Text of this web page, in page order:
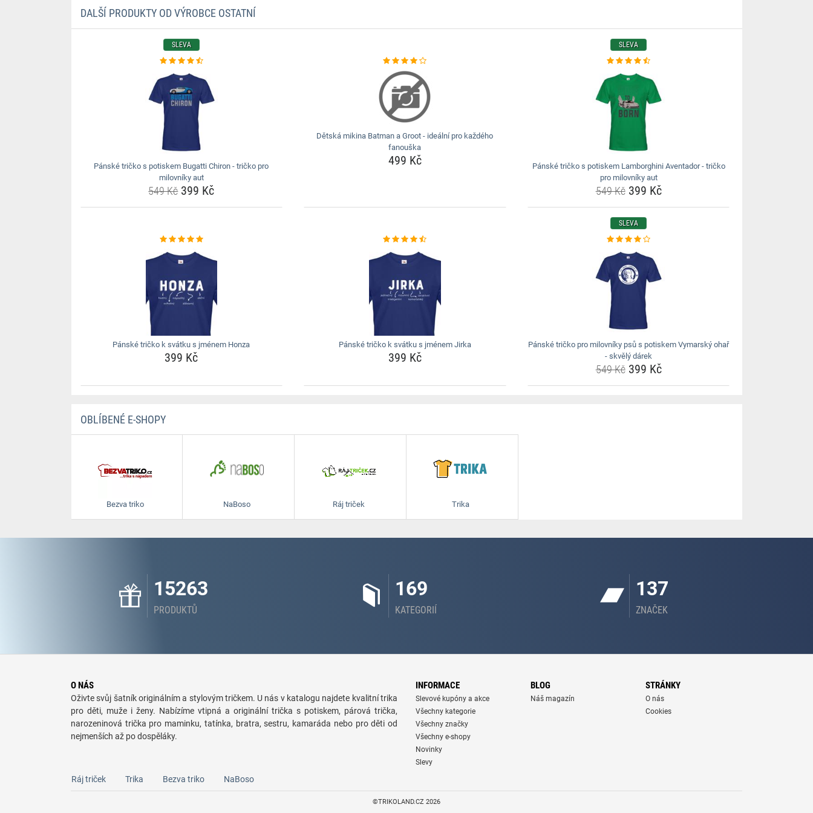
DALŠÍ PRODUKTY OD VÝROBCE OSTATNÍ
SLEVA
Pánské tričko s potiskem Bugatti Chiron - tričko pro
milovníky aut
549 Kč399 Kč
Dětská mikina Batman a Groot - ideální pro každého
fanouška
499 Kč
SLEVA
Pánské tričko s potiskem Lamborghini Aventador - tričko
pro milovníky aut
549 Kč399 Kč
Pánské tričko k svátku s jménem Honza
399 Kč
Pánské tričko k svátku s jménem Jirka
399 Kč
SLEVA
Pánské tričko pro milovníky psů s potiskem Vymarský ohař
- skvělý dárek
549 Kč399 Kč
OBLÍBENÉ E-SHOPY
Bezva triko NaBoso Ráj triček Trika
15263
PRODUKTŮ
169
KATEGORIÍ
137
ZNAČEK
O NÁS
Oživte svůj šatník originálním a stylovým tričkem. U nás v katalogu najdete kvalitní trika
pro děti, muže i ženy. Nabízíme vtipná a originální trička s potiskem, párová trička,
narozeninová trička pro maminku, tatínka, bratra, sestru, kamaráda nebo pro děti od
nejmenších až po dospěláky.
INFORMACE
Slevové kupóny a akce
Všechny kategorie
Všechny značky
Všechny e-shopy
Novinky
Slevy
BLOG
Náš magazín
STRÁNKY
O nás
Cookies
Ráj triček Trika Bezva triko NaBoso
©TRIKOLAND.CZ 2026